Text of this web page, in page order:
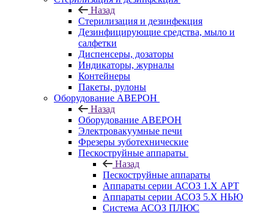
Назад
Стерилизация и дезинфекция
Дезинфицирующие средства, мыло и
салфетки
Диспенсеры, дозаторы
Индикаторы, журналы
Контейнеры
Пакеты, рулоны
Оборудование АВЕРОН
Назад
Оборудование АВЕРОН
Электровакуумные печи
Фрезеры зуботехнические
Пескоструйные аппараты
Назад
Пескоструйные аппараты
Аппараты серии АСОЗ 1.Х АРТ
Аппараты серии АСОЗ 5.Х НЬЮ
Система АСОЗ ПЛЮС